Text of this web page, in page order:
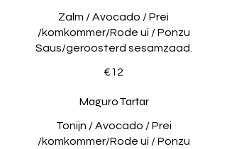
Zalm / Avocado / Prei
/komkommer/Rode ui / Ponzu
Saus/geroosterd sesamzaad.
€12
Maguro Tartar
Tonijn / Avocado / Prei
/komkommer/Rode ui / Ponzu